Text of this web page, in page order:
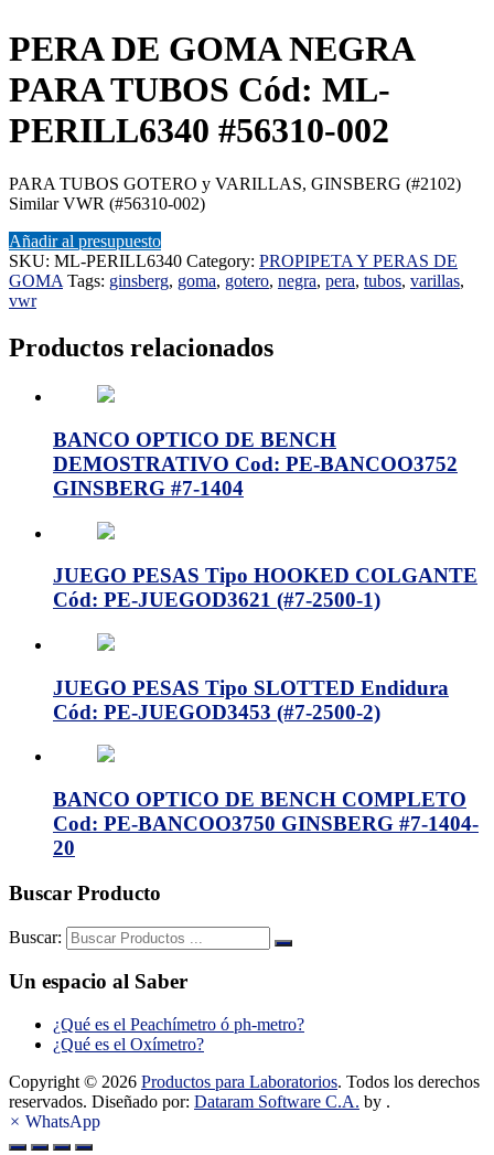
PERA DE GOMA NEGRA
PARA TUBOS Cód: ML-
PERILL6340 #56310-002
PARA TUBOS GOTERO y VARILLAS, GINSBERG (#2102)
Similar VWR (#56310-002)
Añadir al presupuesto
SKU: ML-PERILL6340 Category: PROPIPETA Y PERAS DE
GOMA Tags: ginsberg, goma, gotero, negra, pera, tubos, varillas,
vwr
Productos relacionados
BANCO OPTICO DE BENCH
DEMOSTRATIVO Cod: PE-BANCOO3752
GINSBERG #7-1404
JUEGO PESAS Tipo HOOKED COLGANTE
Cód: PE-JUEGOD3621 (#7-2500-1)
JUEGO PESAS Tipo SLOTTED Endidura
Cód: PE-JUEGOD3453 (#7-2500-2)
BANCO OPTICO DE BENCH COMPLETO
Cod: PE-BANCOO3750 GINSBERG #7-1404-
20
Buscar Producto
Buscar:
Un espacio al Saber
¿Qué es el Peachímetro ó ph-metro?
¿Qué es el Oxímetro?
Copyright © 2026 Productos para Laboratorios. Todos los derechos
reservados. Diseñado por: Dataram Software C.A. by .
× WhatsApp